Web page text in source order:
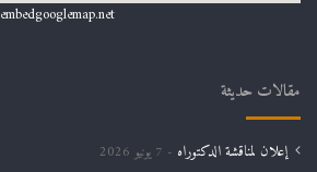
embedgooglemap.net
مقالات حديثة
إعلان لمناقشة الدكتوراه 7 يونيو 2026